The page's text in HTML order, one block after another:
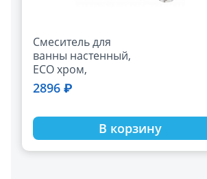
Смеситель для
ванны настенный,
ECO хром,
однорычажный, d-
35 дайвотер
гарнитуры 355
2896 ₽
В корзину